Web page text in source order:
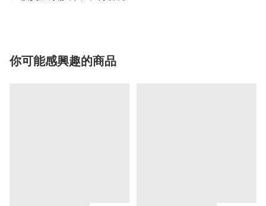
你可能感興趣的商品